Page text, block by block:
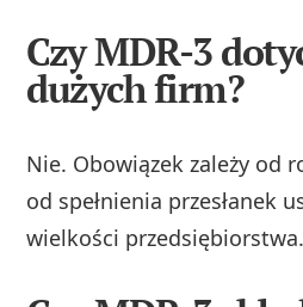
Czy MDR-3
dużych firm?
Nie. Obowiązek zależy od
od spełnienia przesłanek
wielkości przedsiębiorstwa.